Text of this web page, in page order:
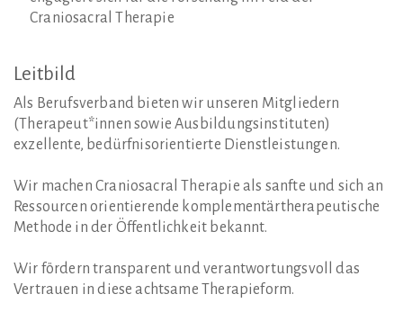
Craniosacral Therapie
Leitbild
Als Berufsverband bieten wir unseren Mitgliedern
(Therapeut*innen sowie Ausbildungsinstituten)
exzellente, bedürfnisorientierte Dienstleistungen.
Wir machen Craniosacral Therapie als sanfte und sich an
Ressourcen orientierende komplementärtherapeutische
Methode in der Öffentlichkeit bekannt.
Wir fördern transparent und verantwortungsvoll das
Vertrauen in diese achtsame Therapieform.